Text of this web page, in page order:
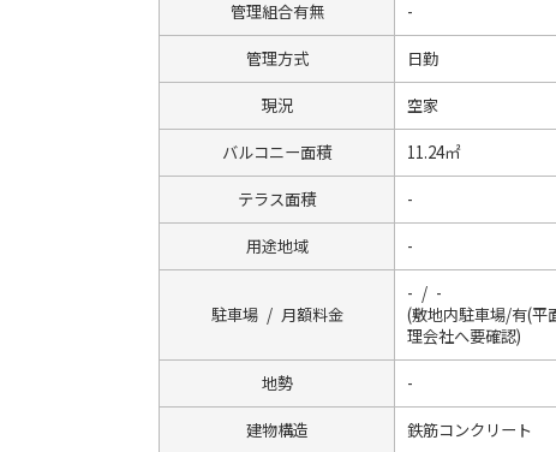
管理組合有無 -
管理方式 日勤
現況 空家
バルコニー面積 11.24㎡
テラス面積 -
用途地域 -
駐車場 / 月額料金
- / -
(敷地内駐車場/有(平
理会社へ要確認)
地勢 -
建物構造 鉄筋コンクリート